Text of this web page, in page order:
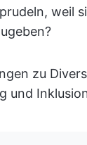
weil
zu
und